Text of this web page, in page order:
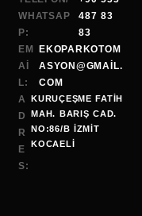
WHATSAP
P:
487 83
83
EM
AI
L:
EKOPARKOTOM
ASYON@GMAİL.
COM
A
D
R
E
S:
KURUÇEŞME FATİH
MAH. BARIŞ CAD.
NO:86/B İZMİT
KOCAELI